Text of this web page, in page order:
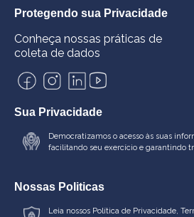
Protegendo sua Privacidade
Conheça nossas práticas de
coleta de dados
Sua Privacidade
Democratizamos o acesso às suas
facilitando seu exercício e garantindo
Nossas Politicas
Leia nossos Política de Privacidade,